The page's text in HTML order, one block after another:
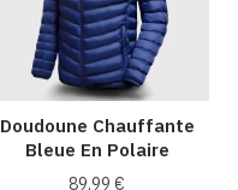
Doudoune Chauffante
Bleue En Polaire
89,99€